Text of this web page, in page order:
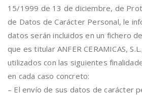
15/1999 de 13 de diciembre, de
de Datos de Carácter Personal, le
datos serán incluidos en un fichero
que es titular ANFER CERAMICAS,
utilizados con las siguientes
en cada caso concreto:
– El envío de sus datos de carácter